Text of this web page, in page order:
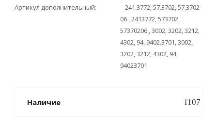
Артикул дополнительный
241.3772, 57.3702, 57.3702-
06 , 2413772, 573702,
57370206 , 3002, 3202, 3212,
4302, 94, 9402.3701, 3002,
3202, 3212, 4302, 94,
94023701
Наличие